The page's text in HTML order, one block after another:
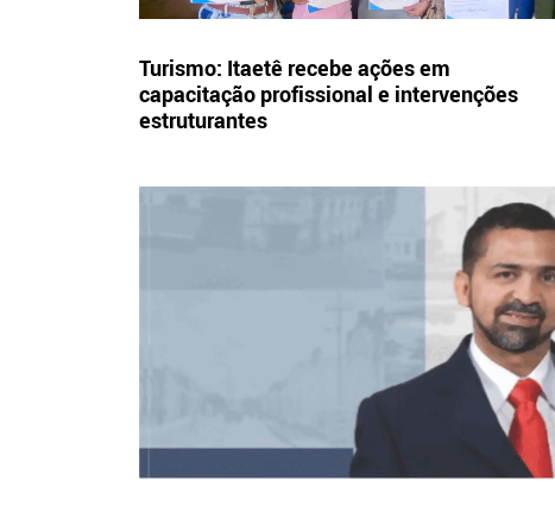
Turismo: Itaetê recebe ações em
capacitação profissional e intervenções
estruturantes